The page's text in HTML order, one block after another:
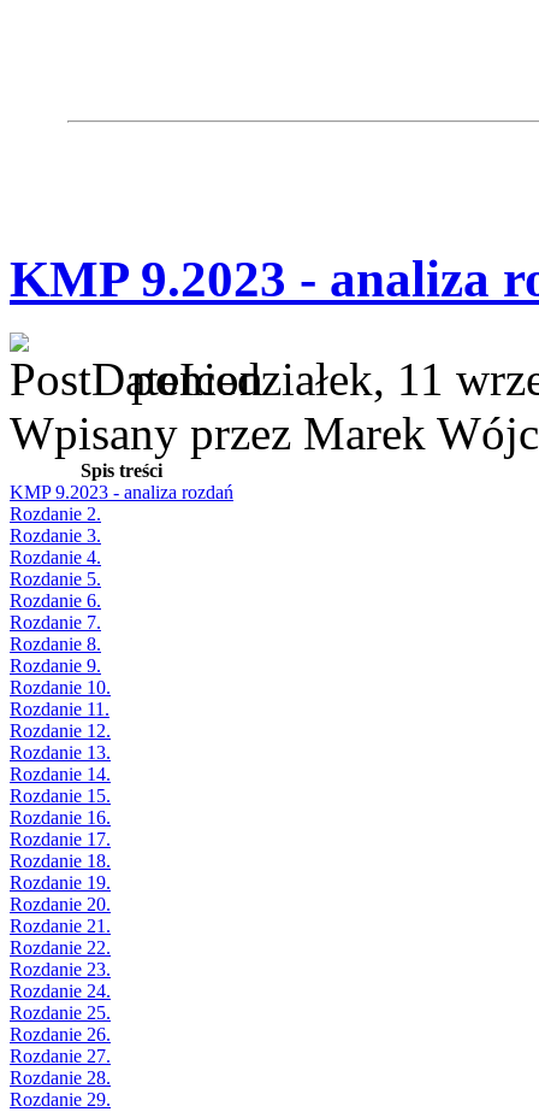
KMP 9.2023 - analiza
poniedziałek, 11
Wpisany przez Marek
Spis treści
KMP 9.2023 - analiza rozdań
Rozdanie 2.
Rozdanie 3.
Rozdanie 4.
Rozdanie 5.
Rozdanie 6.
Rozdanie 7.
Rozdanie 8.
Rozdanie 9.
Rozdanie 10.
Rozdanie 11.
Rozdanie 12.
Rozdanie 13.
Rozdanie 14.
Rozdanie 15.
Rozdanie 16.
Rozdanie 17.
Rozdanie 18.
Rozdanie 19.
Rozdanie 20.
Rozdanie 21.
Rozdanie 22.
Rozdanie 23.
Rozdanie 24.
Rozdanie 25.
Rozdanie 26.
Rozdanie 27.
Rozdanie 28.
Rozdanie 29.